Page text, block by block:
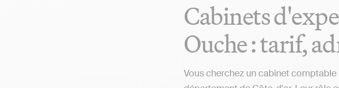
Cabinets
Ouche : tarif,
Vous cherchez un cabinet